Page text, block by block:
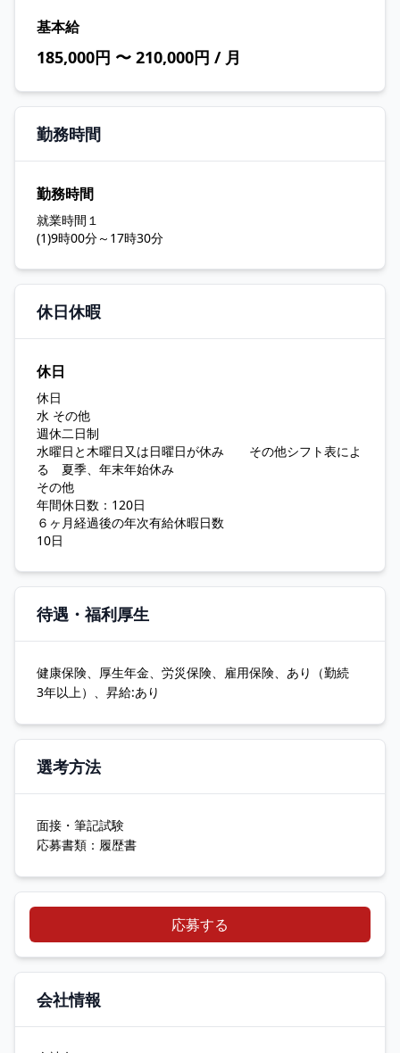
基本給
185,000円 〜 210,000円 / 月
勤務時間
勤務時間
就業時間１
(1)9時00分～17時30分
休日休暇
休日
休日
水 その他
週休二日制
水曜日と木曜日又は日曜日が休み その他シフト表によ
る 夏季、年末年始休み
その他
年間休日数：120日
６ヶ月経過後の年次有給休暇日数
10日
待遇・福利厚生
健康保険、厚生年金、労災保険、雇用保険、あり（勤続
3年以上）、昇給:あり
選考方法
面接・筆記試験
応募書類：履歴書
応募する
会社情報